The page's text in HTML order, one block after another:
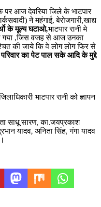
आज देवरिया जिले के भाटपार
ने महंगाई, बेरोजगारी,खाद्य
के मूल्य घटाओ,भाटपार रानी मे
गया ,जिस वजह से आज उनका
की जाये कि वे लोग लोग फिर से
परिवार का पेट पाल सके आदि के मुद्दे
भाटपार रानी को ज्ञापन
साधू सारण, का.जयप्रकाश
यादव, अनिता सिंह, गंगा यादव